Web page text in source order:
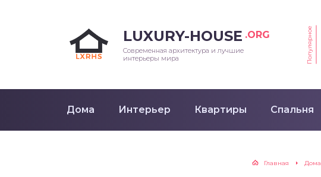
LUXURY-HOUSE .ORG
Современная архитектура и лучшие
интерьеры мира
Популярное
Дома Интерьер Квартиры Спальня
Главная Дома